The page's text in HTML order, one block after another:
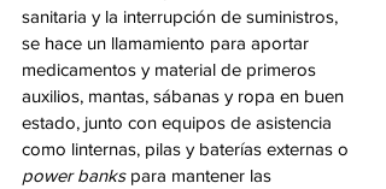
sanitaria y la interrupción de suministros,
se hace un llamamiento para aportar
medicamentos y material de primeros
auxilios, mantas, sábanas y ropa en buen
estado, junto con equipos de asistencia
como linternas, pilas y baterías externas o
power banks para mantener las